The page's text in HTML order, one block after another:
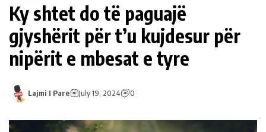
Ky shtet do të paguajë
gjyshërit për t’u kujdesur për
nipërit e mbesat e tyre
Lajmi I Pare July 19, 2024 0